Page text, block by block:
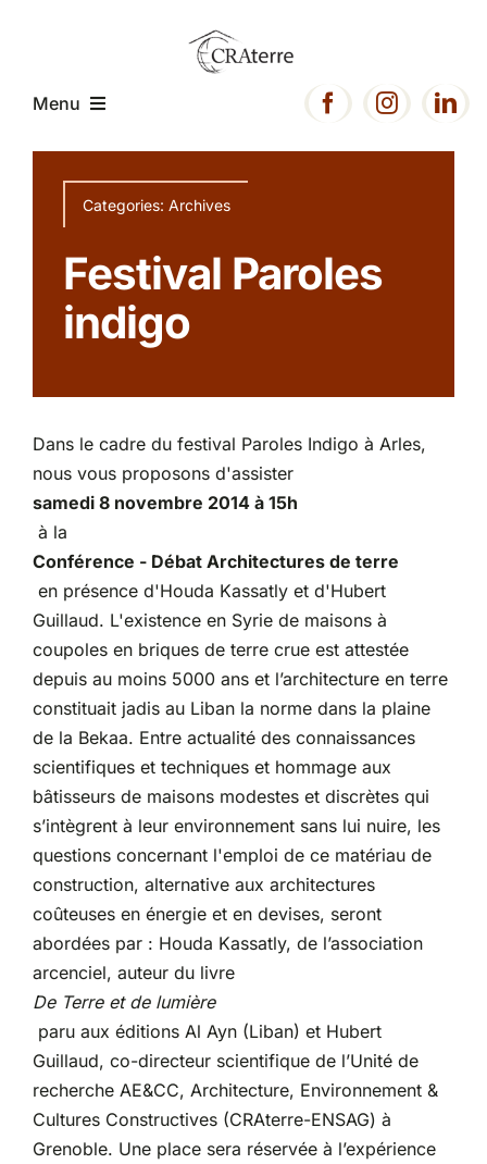
Menu
Accueil
Présentation
Expertise
Projets
Ressources
Partenariats
Categories: Archives
Festival Paroles
indigo
Dans le cadre du festival Paroles Indigo à Arles,
nous vous proposons d'assister
samedi 8 novembre 2014 à 15h
à la
Conférence - Débat Architectures de terre
en présence d'Houda Kassatly et d'Hubert
Guillaud. L'existence en Syrie de maisons à
coupoles en briques de terre crue est attestée
depuis au moins 5000 ans et l’architecture en terre
constituait jadis au Liban la norme dans la plaine
de la Bekaa. Entre actualité des connaissances
scientifiques et techniques et hommage aux
bâtisseurs de maisons modestes et discrètes qui
s’intègrent à leur environnement sans lui nuire, les
questions concernant l'emploi de ce matériau de
construction, alternative aux architectures
coûteuses en énergie et en devises, seront
abordées par : Houda Kassatly, de l’association
arcenciel, auteur du livre
De Terre et de lumière
paru aux éditions Al Ayn (Liban) et Hubert
Guillaud, co-directeur scientifique de l’Unité de
recherche AE&CC, Architecture, Environnement &
Cultures Constructives (CRAterre-ENSAG) à
Grenoble. Une place sera réservée à l’expérience